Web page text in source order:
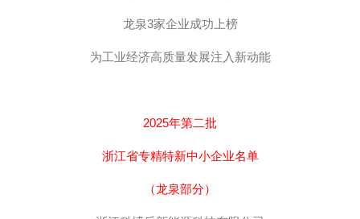
龙泉3家企业成功上榜
为工业经济高质量发展注入新动能
2025年第二批
浙江省专精特新中小企业名单
（龙泉部分）